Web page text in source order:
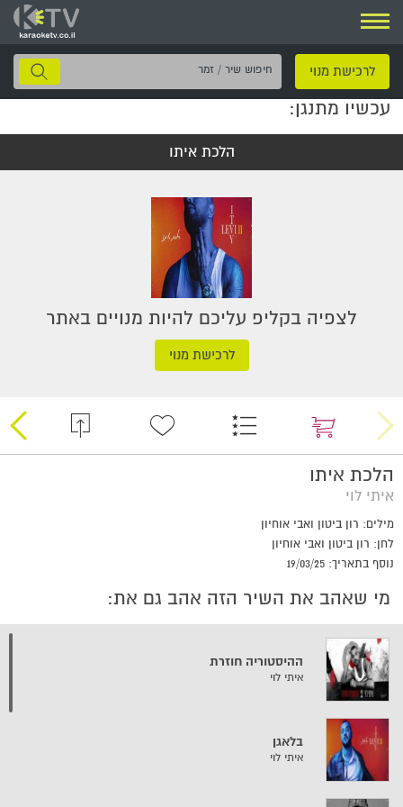
ניווט
לרכישת מנוי
חיפוש
שיר
עכשיו מתנגן:
הלכת איתו
לצפיה בקליפ עליכם להיות מנויים באתר
לרכישת מנוי
הלכת איתו
איתי לוי
מילים: רון ביטון ואבי אוחיון
לחן: רון ביטון ואבי אוחיון
נוסף בתאריך: 19/03/25
מי שאהב את השיר הזה אהב גם את:
ההיסטוריה חוזרת
איתי לוי
בלאגן
איתי לוי